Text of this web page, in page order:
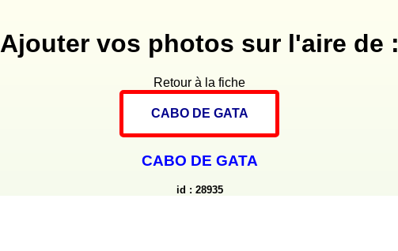
Ajouter vos photos sur l'aire de :
Retour à la fiche
CABO DE GATA
CABO DE GATA
id : 28935